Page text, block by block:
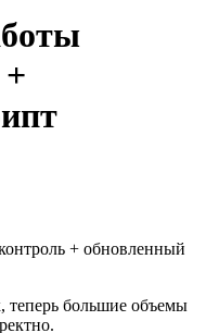
+ обновленный
большие объемы